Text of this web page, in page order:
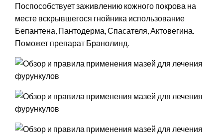
Поспособствует заживлению кожного покрова на
месте вскрывшегося гнойника использование
Бепантена, Пантодерма, Спасателя, Актовегина.
Поможет препарат Бранолинд.